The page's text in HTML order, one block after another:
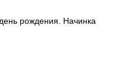
рождения. Начинка